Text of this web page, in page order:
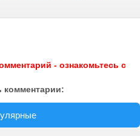
- ознакомьтесь с
комментарии: